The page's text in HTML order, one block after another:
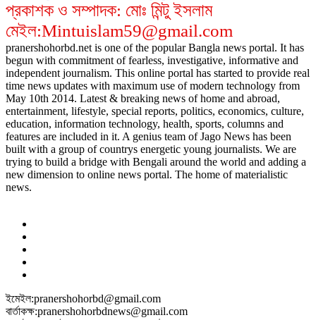
প্রকাশক ও সম্পাদক: মোঃ মিন্টু ইসলাম
মেইল:Mintuislam59@gmail.com
pranershohorbd.net is one of the popular Bangla news portal. It has
begun with commitment of fearless, investigative, informative and
independent journalism. This online portal has started to provide real
time news updates with maximum use of modern technology from
May 10th 2014. Latest & breaking news of home and abroad,
entertainment, lifestyle, special reports, politics, economics, culture,
education, information technology, health, sports, columns and
features are included in it. A genius team of Jago News has been
built with a group of countrys energetic young journalists. We are
trying to build a bridge with Bengali around the world and adding a
new dimension to online news portal. The home of materialistic
news.
ইমেইল:pranershohorbd@gmail.com
বার্তাকক্ষ:pranershohorbdnews@gmail.com